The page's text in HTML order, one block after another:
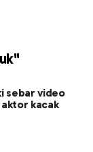
sebar video
aktor kacak